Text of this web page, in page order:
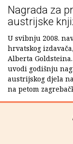
Nagrada za
austrijske
U svibnju 2008.
hrvatskog
Alberta
uvodi godišnju
austrijskog djela
na petom